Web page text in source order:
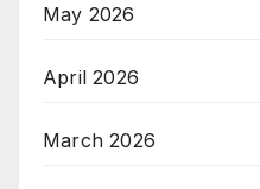
May 2026
April 2026
March 2026